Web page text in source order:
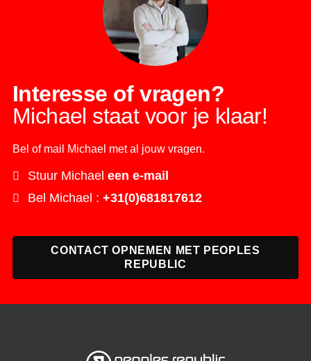
Interesse of vragen?
Michael staat voor je klaar!
Bel of mail Michael met al jouw vragen.
Stuur Michael een e-mail
Bel Michael : +31(0)681817612
CONTACT OPNEMEN MET PEOPLES
REPUBLIC